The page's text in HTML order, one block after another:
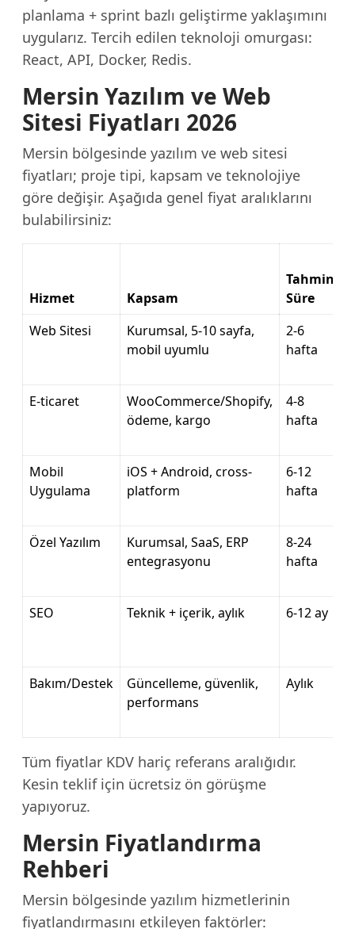
planlama + sprint bazlı geliştirme yaklaşımını
uygularız. Tercih edilen teknoloji omurgası:
React, API, Docker, Redis.
Mersin Yazılım ve Web
Sitesi Fiyatları 2026
Mersin bölgesinde yazılım ve web sitesi
fiyatları; proje tipi, kapsam ve teknolojiye
göre değişir. Aşağıda genel fiyat aralıklarını
bulabilirsiniz:
Hizmet Kapsam
Tahmini
Süre
Web Sitesi
Kurumsal, 5-10 sayfa,
mobil uyumlu
2-6
hafta
E-ticaret
WooCommerce/Shopify,
ödeme, kargo
4-8
hafta
Mobil
Uygulama
iOS + Android, cross-
platform
6-12
hafta
Özel Yazılım
Kurumsal, SaaS, ERP
entegrasyonu
8-24
hafta
SEO
Teknik + içerik, aylık 6-12 ay
Bakım/Destek
Güncelleme, güvenlik,
performans
Aylık
Tüm fiyatlar KDV hariç referans aralığıdır.
Kesin teklif için ücretsiz ön görüşme
yapıyoruz.
Mersin Fiyatlandırma
Rehberi
Mersin bölgesinde yazılım hizmetlerinin
fiyatlandırmasını etkileyen faktörler: